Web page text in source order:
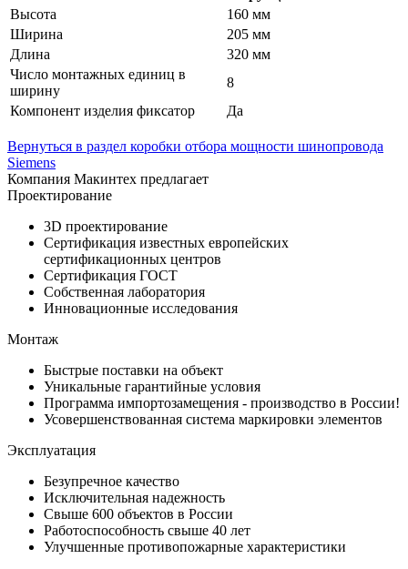
Высота
160 мм
Ширина
205 мм
Длина
320 мм
Число монтажных единиц в
ширину
8
Компонент изделия фиксатор
Да
Вернуться в раздел коробки отбора мощности шинопровода
Siemens
Компания Макинтех предлагает
Проектирование
3D проектирование
Сертификация известных европейских
сертификационных центров
Сертификация ГОСТ
Собственная лаборатория
Инновационные исследования
Монтаж
Быстрые поставки на объект
Уникальные гарантийные условия
Программа импортозамещения - производство в России!
Усовершенствованная система маркировки элементов
Эксплуатация
Безупречное качество
Исключительная надежность
Свыше 600 объектов в России
Работоспособность свыше 40 лет
Улучшенные противопожарные характеристики